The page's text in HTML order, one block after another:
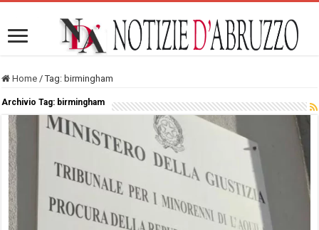
Home / Tag: birmingham
Archivio Tag: birmingham